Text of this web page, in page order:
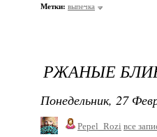
Метки: выпечка
РЖАНЫЕ
Понедельник, 27
Pepel_Rozi все